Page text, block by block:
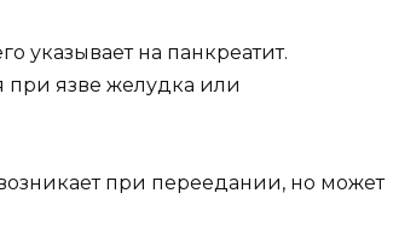
указывает на панкреатит.
при язве желудка или
при переедании, но может